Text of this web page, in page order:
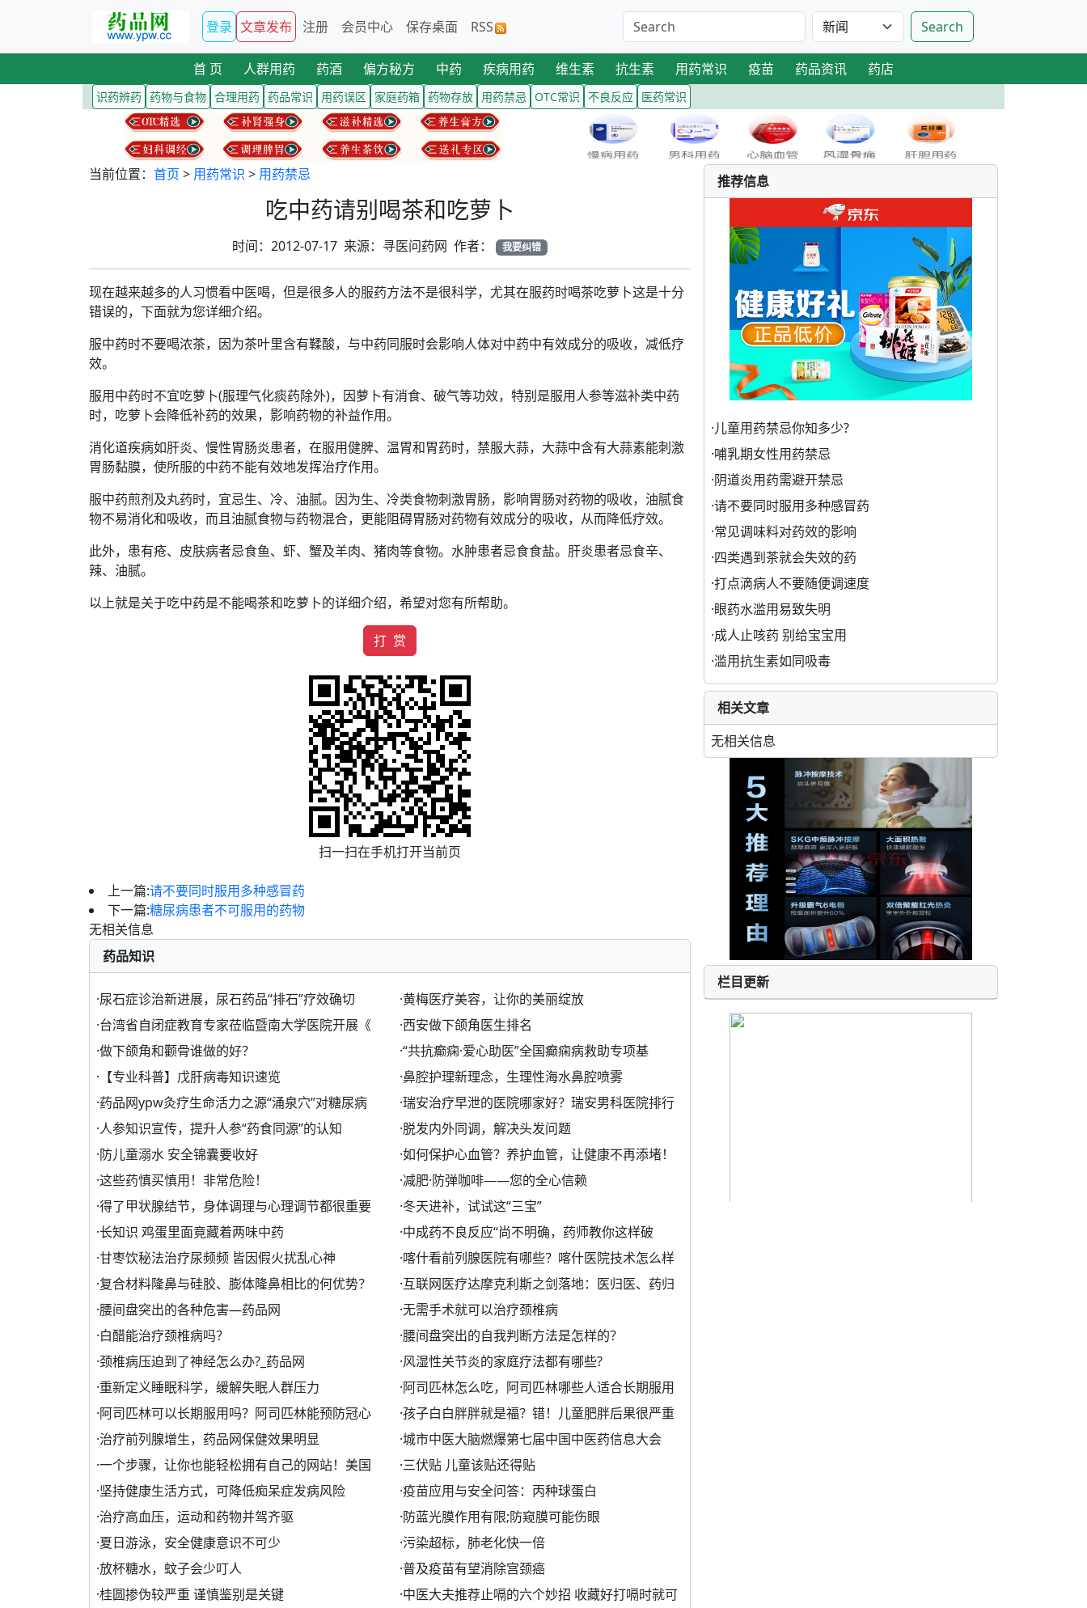
登录 文章发布 注册 会员中心 保存桌面 RSS Search
首 页 人群用药 药酒 偏方秘方 中药 疾病用药 维生素 抗生素 用药常识 疫苗 药品资讯 药店
识药辨药 药物与食物 合理用药 药品常识 用药误区 家庭药箱 药物存放 用药禁忌 OTC常识 不良反应 医药常识
当前位置： 首页 > 用药常识 > 用药禁忌
吃中药请别喝茶和吃萝卜
时间：2012-07-17 来源：寻医问药网 作者： 我要纠错
现在越来越多的人习惯看中医喝，但是很多人的服药方法不是很科学，尤其在服药时喝茶吃萝卜这是十分
错误的，下面就为您详细介绍。
服中药时不要喝浓茶，因为茶叶里含有鞣酸，与中药同服时会影响人体对中药中有效成分的吸收，减低疗
效。
服用中药时不宜吃萝卜(服理气化痰药除外)，因萝卜有消食、破气等功效，特别是服用人参等滋补类中药
时，吃萝卜会降低补药的效果，影响药物的补益作用。
消化道疾病如肝炎、慢性胃肠炎患者，在服用健脾、温胃和胃药时，禁服大蒜，大蒜中含有大蒜素能刺激
胃肠黏膜，使所服的中药不能有效地发挥治疗作用。
服中药煎剂及丸药时，宜忌生、冷、油腻。因为生、冷类食物刺激胃肠，影响胃肠对药物的吸收，油腻食
物不易消化和吸收，而且油腻食物与药物混合，更能阻碍胃肠对药物有效成分的吸收，从而降低疗效。
此外，患有疮、皮肤病者忌食鱼、虾、蟹及羊肉、猪肉等食物。水肿患者忌食食盐。肝炎患者忌食辛、
辣、油腻。
以上就是关于吃中药是不能喝茶和吃萝卜的详细介绍，希望对您有所帮助。
打 赏
扫一扫在手机打开当前页
上一篇:请不要同时服用多种感冒药
下一篇:糖尿病患者不可服用的药物
无相关信息
药品知识
·尿石症诊治新进展，尿石药品“排石”疗效确切 ·黄梅医疗美容，让你的美丽绽放
·台湾省自闭症教育专家莅临暨南大学医院开展《 ·西安做下颌角医生排名
·做下颌角和颧骨谁做的好？ ·“共抗癫痫·爱心助医”全国癫痫病救助专项基
· 【专业科普】戊肝病毒知识速览 ·鼻腔护理新理念，生理性海水鼻腔喷雾
·药品网ypw灸疗生命活力之源“涌泉穴”对糖尿病 ·瑞安治疗早泄的医院哪家好？瑞安男科医院排行
·人参知识宣传，提升人参“药食同源”的认知 ·脱发内外同调，解决头发问题
·防儿童溺水 安全锦囊要收好 ·如何保护心血管？养护血管，让健康不再添堵！
·这些药慎买慎用！非常危险！ ·减肥·防弹咖啡——您的全心信赖
·得了甲状腺结节，身体调理与心理调节都很重要 ·冬天进补，试试这“三宝”
·长知识 鸡蛋里面竟藏着两味中药 ·中成药不良反应“尚不明确，药师教你这样破
·甘枣饮秘法治疗尿频频 皆因假火扰乱心神 ·喀什看前列腺医院有哪些？喀什医院技术怎么样
·复合材料隆鼻与硅胶、膨体隆鼻相比的何优势？ ·互联网医疗达摩克利斯之剑落地：医归医、药归
·腰间盘突出的各种危害—药品网 ·无需手术就可以治疗颈椎病
·白醋能治疗颈椎病吗？ ·腰间盘突出的自我判断方法是怎样的？
·颈椎病压迫到了神经怎么办?_药品网 ·风湿性关节炎的家庭疗法都有哪些?
·重新定义睡眠科学，缓解失眠人群压力 ·阿司匹林怎么吃，阿司匹林哪些人适合长期服用
·阿司匹林可以长期服用吗？阿司匹林能预防冠心 ·孩子白白胖胖就是福？错！儿童肥胖后果很严重
·治疗前列腺增生，药品网保健效果明显 ·城市中医大脑燃爆第七届中国中医药信息大会
·一个步骤，让你也能轻松拥有自己的网站！美国 ·三伏贴 儿童该贴还得贴
·坚持健康生活方式，可降低痴呆症发病风险 ·疫苗应用与安全问答：丙种球蛋白
·治疗高血压，运动和药物并驾齐驱 ·防蓝光膜作用有限;防窥膜可能伤眼
·夏日游泳，安全健康意识不可少 ·污染超标，肺老化快一倍
·放杯糖水，蚊子会少叮人 ·普及疫苗有望消除宫颈癌
·桂圆掺伪较严重 谨慎鉴别是关键 ·中医大夫推荐止嗝的六个妙招 收藏好打嗝时就可
推荐信息
·儿童用药禁忌你知多少?
·哺乳期女性用药禁忌
·阴道炎用药需避开禁忌
·请不要同时服用多种感冒药
·常见调味料对药效的影响
·四类遇到茶就会失效的药
·打点滴病人不要随便调速度
·眼药水滥用易致失明
·成人止咳药 别给宝宝用
·滥用抗生素如同吸毒
相关文章
无相关信息
栏目更新